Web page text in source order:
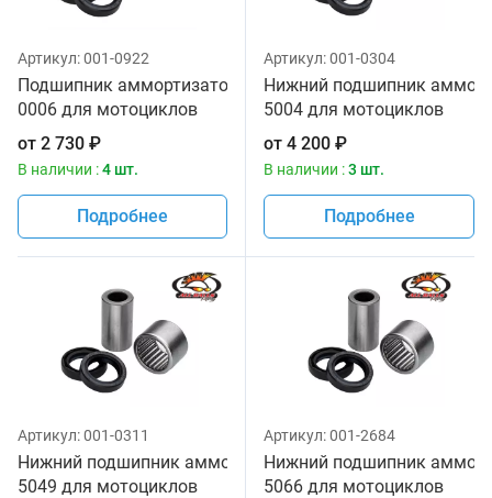
Артикул:001-0922
Подшипник аммортизатора передний All Balls 21-
0006 для мотоциклов
от 2 730 ₽
В наличии :4 шт.
Подробнее
Артикул:001-0304
Нижний подшипник
5004 для мотоциклов
от 4 200 ₽
В наличии :3 шт.
Подробнее
Артикул:001-0311
Нижний подшипник аммортизатора All Balls 29-
5049 для мотоциклов
Артикул:001-2684
Нижний подшипник
5066 для мотоциклов